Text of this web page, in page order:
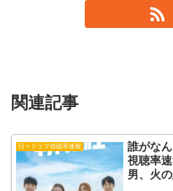
関連記事
日々ドラマ視聴率速報
誰がな
視聴率
男、火